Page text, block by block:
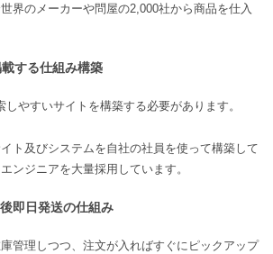
界のメーカーや問屋の2,000社から商品を仕入
する仕組み構築
やすいサイトを構築する必要があります。
ト及びシステムを自社の社員を使って構築して
ンジニアを大量採用しています。
即日発送の仕組み
管理しつつ、注文が入ればすぐにピックアップ